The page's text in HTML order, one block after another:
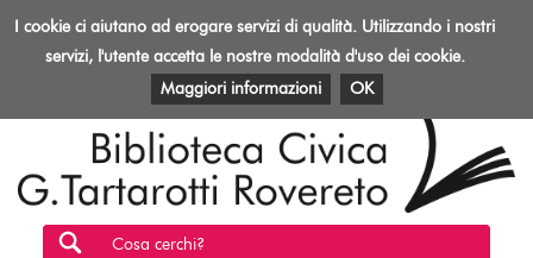
Toggle
Biblioteca
Rovereto
EVENTI E ATTIVITÀ PATRIMONIO E RISORSE
Cosa cerchi?
I cookie ci aiutano ad erogare servizi di qualità. Utilizzando i nostri
servizi, l'utente accetta le nostre modalità d'uso dei cookie.
Maggiori informazioni
OK